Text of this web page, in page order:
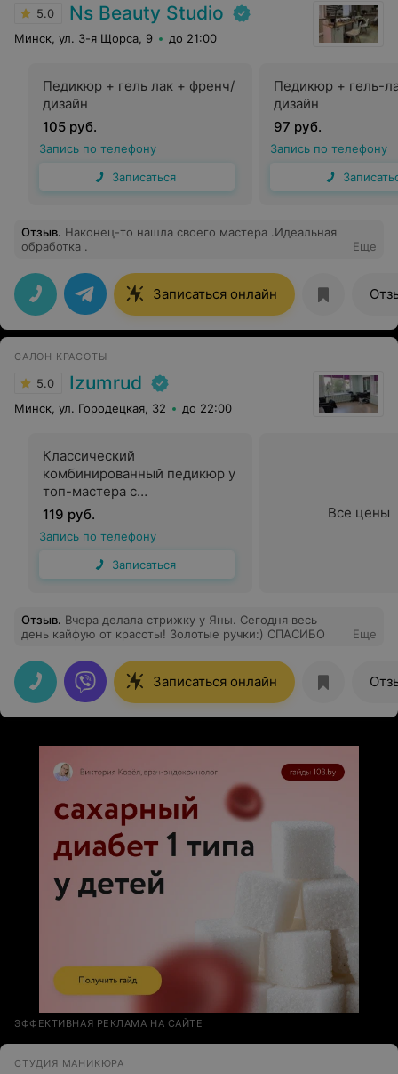
5.0 Ns Beauty Studio
Минск, ул. 3-я Щорса, 9 до 21:00
Педикюр + гель лак + френч/
дизайн
105 руб.
Запись по телефону
Записаться
Педикюр + гель-
дизайн
97 руб.
Запись по телефону
Отзыв. Наконец-то нашла своего мастера .Идеальная
обработка .
Еще
Записаться онлайн
САЛОН КРАСОТЫ
5.0 Izumrud
Минск, ул. Городецкая, 32 до 22:00
Классический
комбинированный педикюр у
топ-мастера с
долговременным цветным
покрытием френч или легкий
дизайн
119 руб.
Запись по телефону
Записаться
Все цены
Отзыв. Вчера делала стрижку у Яны. Сегодня весь
день кайфую от красоты! Золотые ручки:) СПАСИБО
Еще
Записаться онлайн
ЭФФЕКТИВНАЯ РЕКЛАМА НА САЙТЕ
СТУДИЯ МАНИКЮРА